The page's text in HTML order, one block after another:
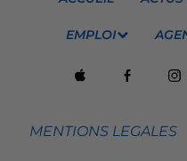
EMPLOI
MENTIONS LEGALES